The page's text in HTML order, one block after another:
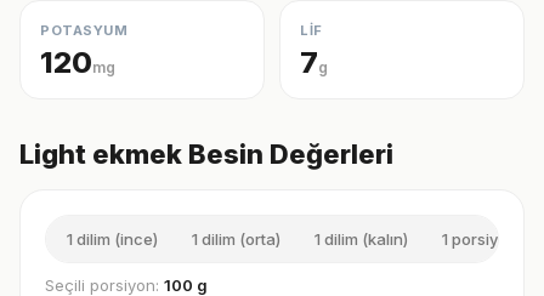
POTASYUM
120mg
LİF
7g
Light ekmek Besin Değerleri
1 dilim (ince) 1 dilim (orta) 1 dilim (kalın) 1 porsiyon
Seçili porsiyon: 100 g